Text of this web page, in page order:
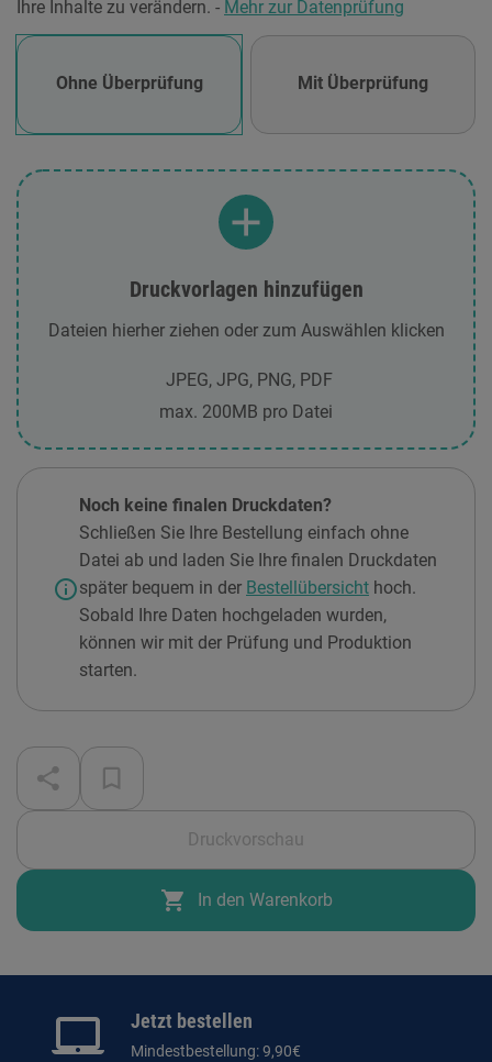
Ihre Inhalte zu verändern. - Mehr zur Datenprüfung
Ohne Überprüfung Mit Überprüfung
Druckvorlagen hinzufügen
Dateien hierher ziehen oder zum Auswählen klicken
JPEG, JPG, PNG, PDF
max. 200MB pro Datei
info
Noch keine finalen Druckdaten?
Schließen Sie Ihre Bestellung einfach ohne
Datei ab und laden Sie Ihre finalen Druckdaten
später bequem in der Bestellübersicht hoch.
Sobald Ihre Daten hochgeladen wurden,
können wir mit der Prüfung und Produktion
starten.
Druckvorschau
shopping_cart In den Warenkorb
Jetzt bestellen
Mindestbestellung: 9,90€